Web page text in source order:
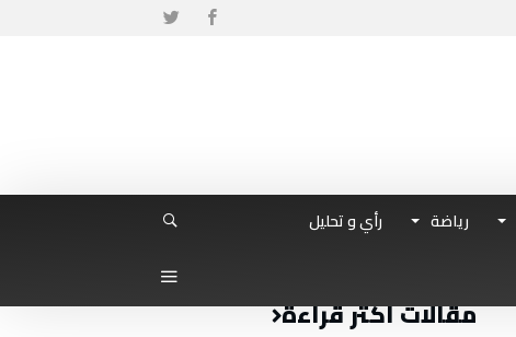
رياضة
رأي و تحليل
مقالات أكثر قراءة